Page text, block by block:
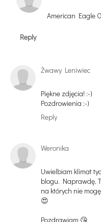
American Eagle
Reply
Żwawy Leniwiec
Piękne zdjęcia! :-)
Pozdrowienia ;-)
Reply
Weronika
Uwielbiam klimat
blogu. Naprawdę,
na których nie
😍
Pozdrawiam 😘